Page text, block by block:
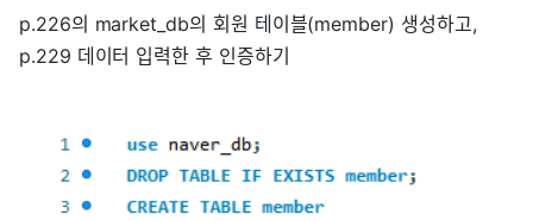
p.226의 market_db의 회원 테이블(member) 생성하고,
p.229 데이터 입력한 후 인증하기